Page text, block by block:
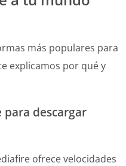
más populares para
explicamos por qué y
descargar
ofrece velocidades